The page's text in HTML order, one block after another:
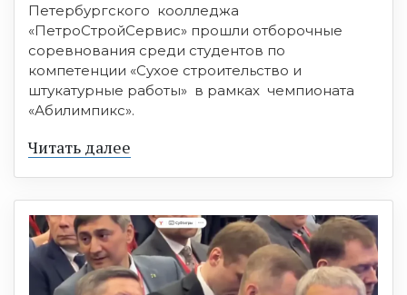
Петербургского коолледжа
«ПетроСтройСервис» прошли отборочные
соревнования среди студентов по
компетенции «Сухое строительство и
штукатурные работы» в рамках чемпионата
«Абилимпикс».
Читать далее